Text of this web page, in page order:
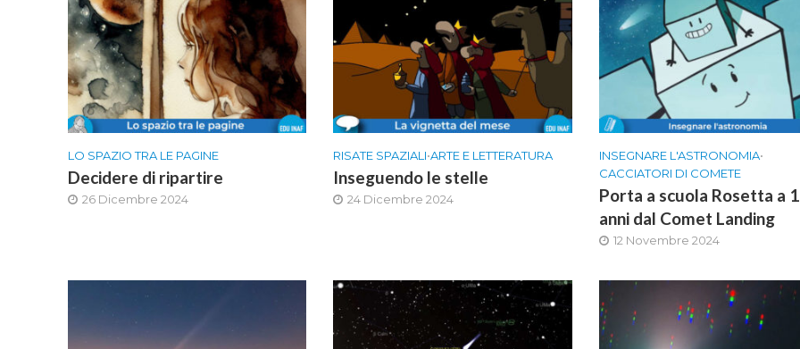
LO SPAZIO TRA LE PAGINE
Decidere di ripartire
26 Dicembre 2024
RISATE SPAZIALI•ARTE E LETTERATURA
Inseguendo le stelle
24 Dicembre 2024
INSEGNARE L'ASTRONOMIA•
CACCIATORI DI COMETE
Porta a scuola Rosetta a
anni dal Comet Landing
12 Novembre 2024